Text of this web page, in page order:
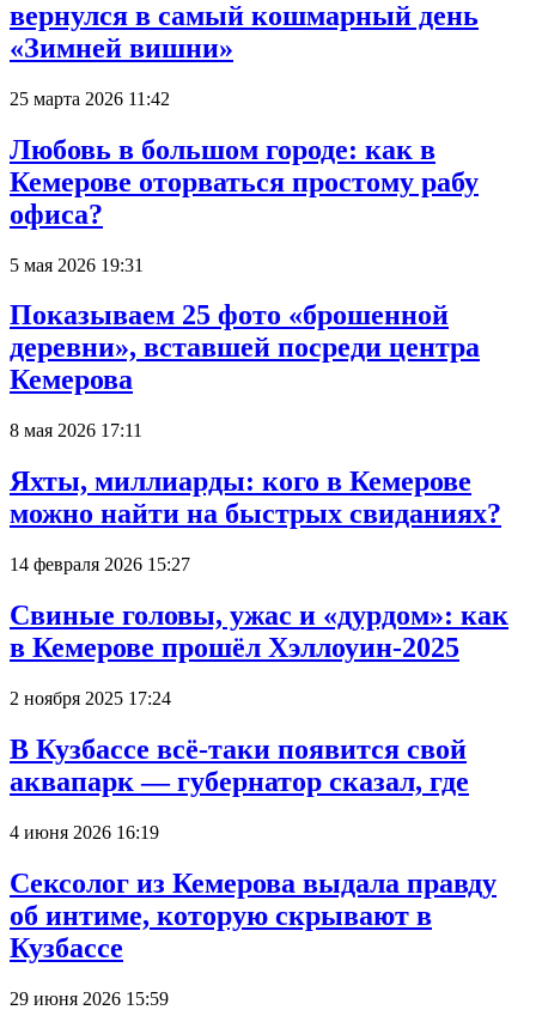
вернулся в самый кошмарный день
«Зимней вишни»
25 марта 2026 11:42
Любовь в большом городе: как в
Кемерове оторваться простому рабу
офиса?
5 мая 2026 19:31
Показываем 25 фото «брошенной
деревни», вставшей посреди центра
Кемерова
8 мая 2026 17:11
Яхты, миллиарды: кого в Кемерове
можно найти на быстрых свиданиях?
14 февраля 2026 15:27
Свиные головы, ужас и «дурдом»: как
в Кемерове прошёл Хэллоуин-2025
2 ноября 2025 17:24
В Кузбассе всё-таки появится свой
аквапарк — губернатор сказал, где
4 июня 2026 16:19
Сексолог из Кемерова выдала правду
об интиме, которую скрывают в
Кузбассе
29 июня 2026 15:59